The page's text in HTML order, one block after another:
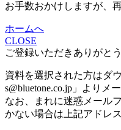
お手数おかけしますが、
ホームへ
CLOSE
ご登録いただきありがと
資料を選択された方はダ
s@bluetone.co.jp」よりメ
なお、まれに迷惑メール
かない場合は上記アドレ